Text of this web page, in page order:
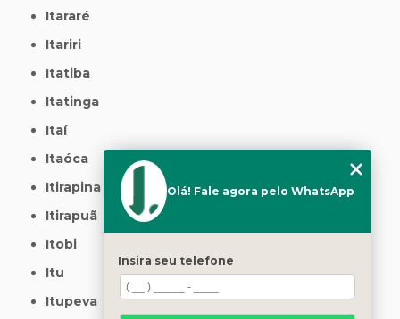
Itararé
Itariri
Itatiba
Itatinga
Itaí
Itaóca
Itirapina
Itirapuã
Itobi
Itu
Itupeva
Olá! Fale agora pelo WhatsApp
Insira seu telefone